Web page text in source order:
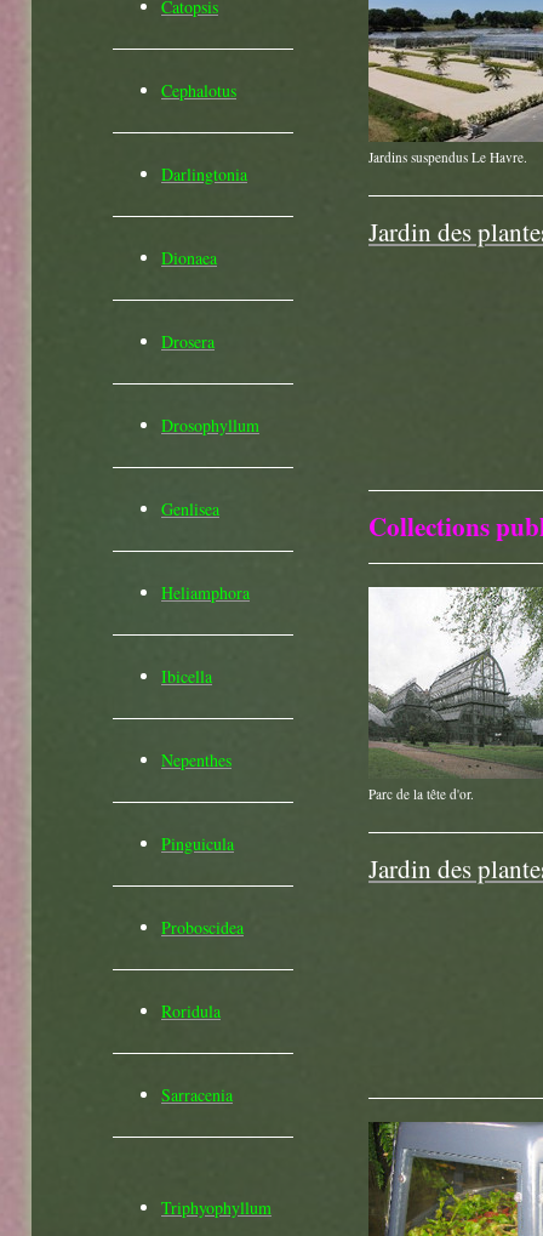
Jardins suspendus Le Havre.
Jardin des
Collections
Parc de la tête d'or.
Jardin des
Catopsis
Cephalotus
Darlingtonia
Dionaea
Drosera
Drosophyllum
Genlisea
Heliamphora
Ibicella
Nepenthes
Pinguicula
Proboscidea
Roridula
Sarracenia
Triphyophyllum